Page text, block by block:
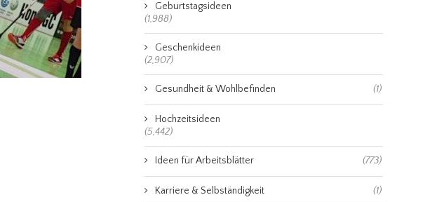
Geburtstagsideen
(1,988)
Geschenkideen
(2,907)
Gesundheit & Wohlbefinden (1)
Hochzeitsideen
(5,442)
Ideen für Arbeitsblätter (773)
Karriere & Selbständigkeit (1)